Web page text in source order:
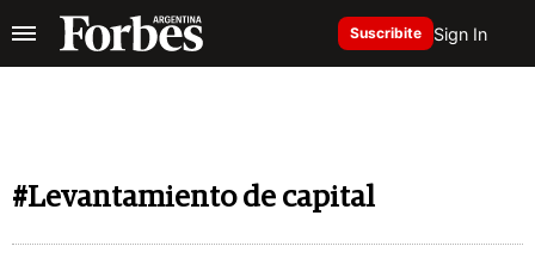
Suscribite Sign In
#Levantamiento de capital